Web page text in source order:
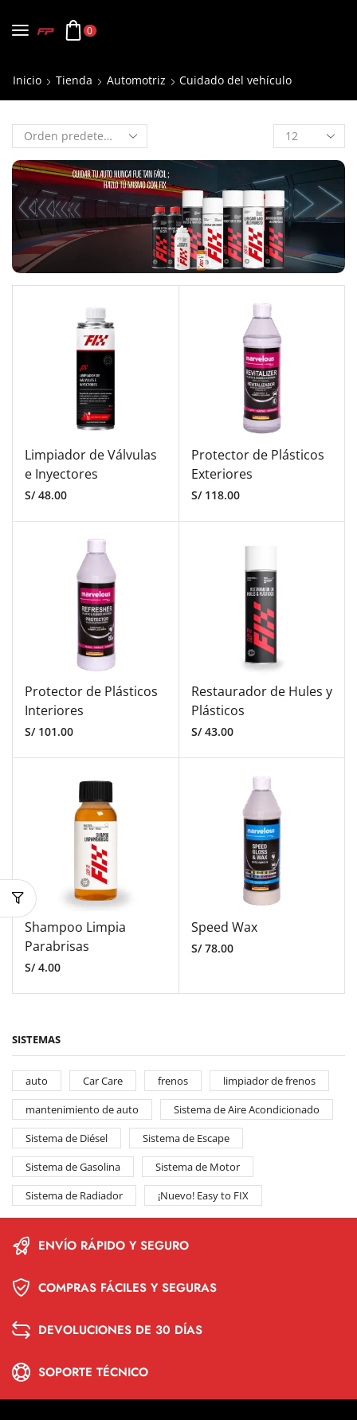
0
Inicio Tienda Automotriz Cuidado del vehículo
SISTEMAS
auto Car Care frenos
limpiador de frenos
mantenimiento de auto
Sistema de Aire Acondicionado
Sistema de Diésel
Sistema de Escape
Sistema de Gasolina
Sistema de Motor
Sistema de Radiador
¡Nuevo! Easy to FIX
Limpiador de Válvulas
e Inyectores
S/48.00
Protector de Plásticos
Exteriores
S/118.00
Protector de Plásticos
Interiores
S/101.00
Restaurador de Hules y
Plásticos
S/43.00
Shampoo Limpia
Parabrisas
S/4.00
Speed Wax
S/78.00
ENVÍO RÁPIDO Y SEGURO
COMPRAS FÁCILES Y SEGURAS
DEVOLUCIONES DE 30 DÍAS
SOPORTE TÉCNICO